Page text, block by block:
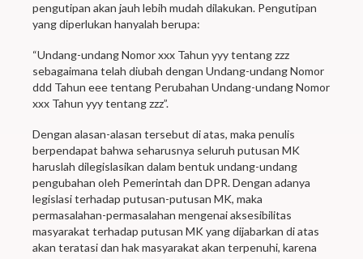
pengutipan akan jauh lebih mudah dilakukan. Pengutipan
yang diperlukan hanyalah berupa:
“Undang-undang Nomor xxx Tahun yyy tentang zzz
sebagaimana telah diubah dengan Undang-undang Nomor
ddd Tahun eee tentang Perubahan Undang-undang Nomor
xxx Tahun yyy tentang zzz”.
Dengan alasan-alasan tersebut di atas, maka penulis
berpendapat bahwa seharusnya seluruh putusan MK
haruslah dilegislasikan dalam bentuk undang-undang
pengubahan oleh Pemerintah dan DPR. Dengan adanya
legislasi terhadap putusan-putusan MK, maka
permasalahan-permasalahan mengenai aksesibilitas
masyarakat terhadap putusan MK yang dijabarkan di atas
akan teratasi dan hak masyarakat akan terpenuhi, karena